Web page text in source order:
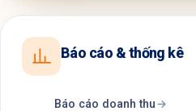
Báo cáo & thống kê
Báo cáo doanh thu